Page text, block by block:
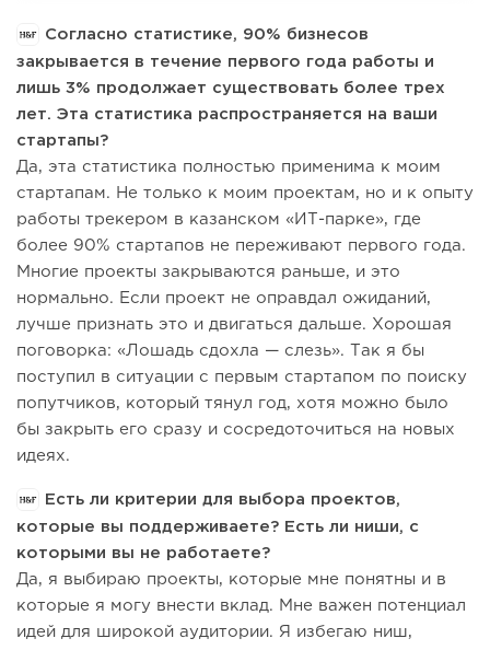
Согласно статистике, 90% бизнесов
закрывается в течение первого года работы и
лишь 3% продолжает существовать более трех
лет. Эта статистика распространяется на ваши
стартапы?
Да, эта статистика полностью применима к моим
стартапам. Не только к моим проектам, но и к опыту
работы трекером в казанском «ИТ-парке», где
более 90% стартапов не переживают первого года.
Многие проекты закрываются раньше, и это
нормально. Если проект не оправдал ожиданий,
лучше признать это и двигаться дальше. Хорошая
поговорка: «Лошадь сдохла — слезь». Так я бы
поступил в ситуации с первым стартапом по поиску
попутчиков, который тянул год, хотя можно было
бы закрыть его сразу и сосредоточиться на новых
идеях.
Есть ли критерии для выбора проектов,
которые вы поддерживаете? Есть ли ниши, с
которыми вы не работаете?
Да, я выбираю проекты, которые мне понятны и в
которые я могу внести вклад. Мне важен потенциал
идей для широкой аудитории. Я избегаю ниш,